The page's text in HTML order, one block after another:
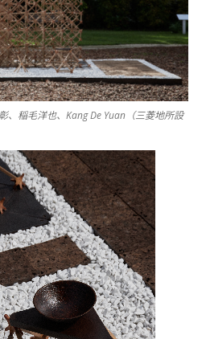
稲毛洋也、Kang De Yuan（三菱地所設